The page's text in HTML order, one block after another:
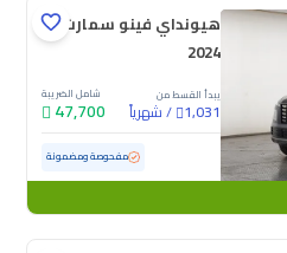
هيونداي فينو سمارت
2024
يبدأ القسط من
1,031
/شهرياً
شامل الضريبة
47,700
مفحوصة ومضمونة